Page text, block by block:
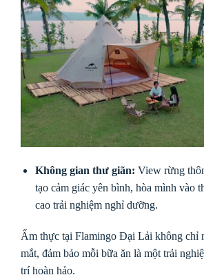
Không gian thư giãn: View rừng
tạo cảm giác yên bình, hòa mình vào
cao trải nghiệm nghỉ dưỡng.
Ẩm thực tại Flamingo Đại Lải không chỉ
mắt, đảm bảo mỗi bữa ăn là một trải
trí hoàn hảo.